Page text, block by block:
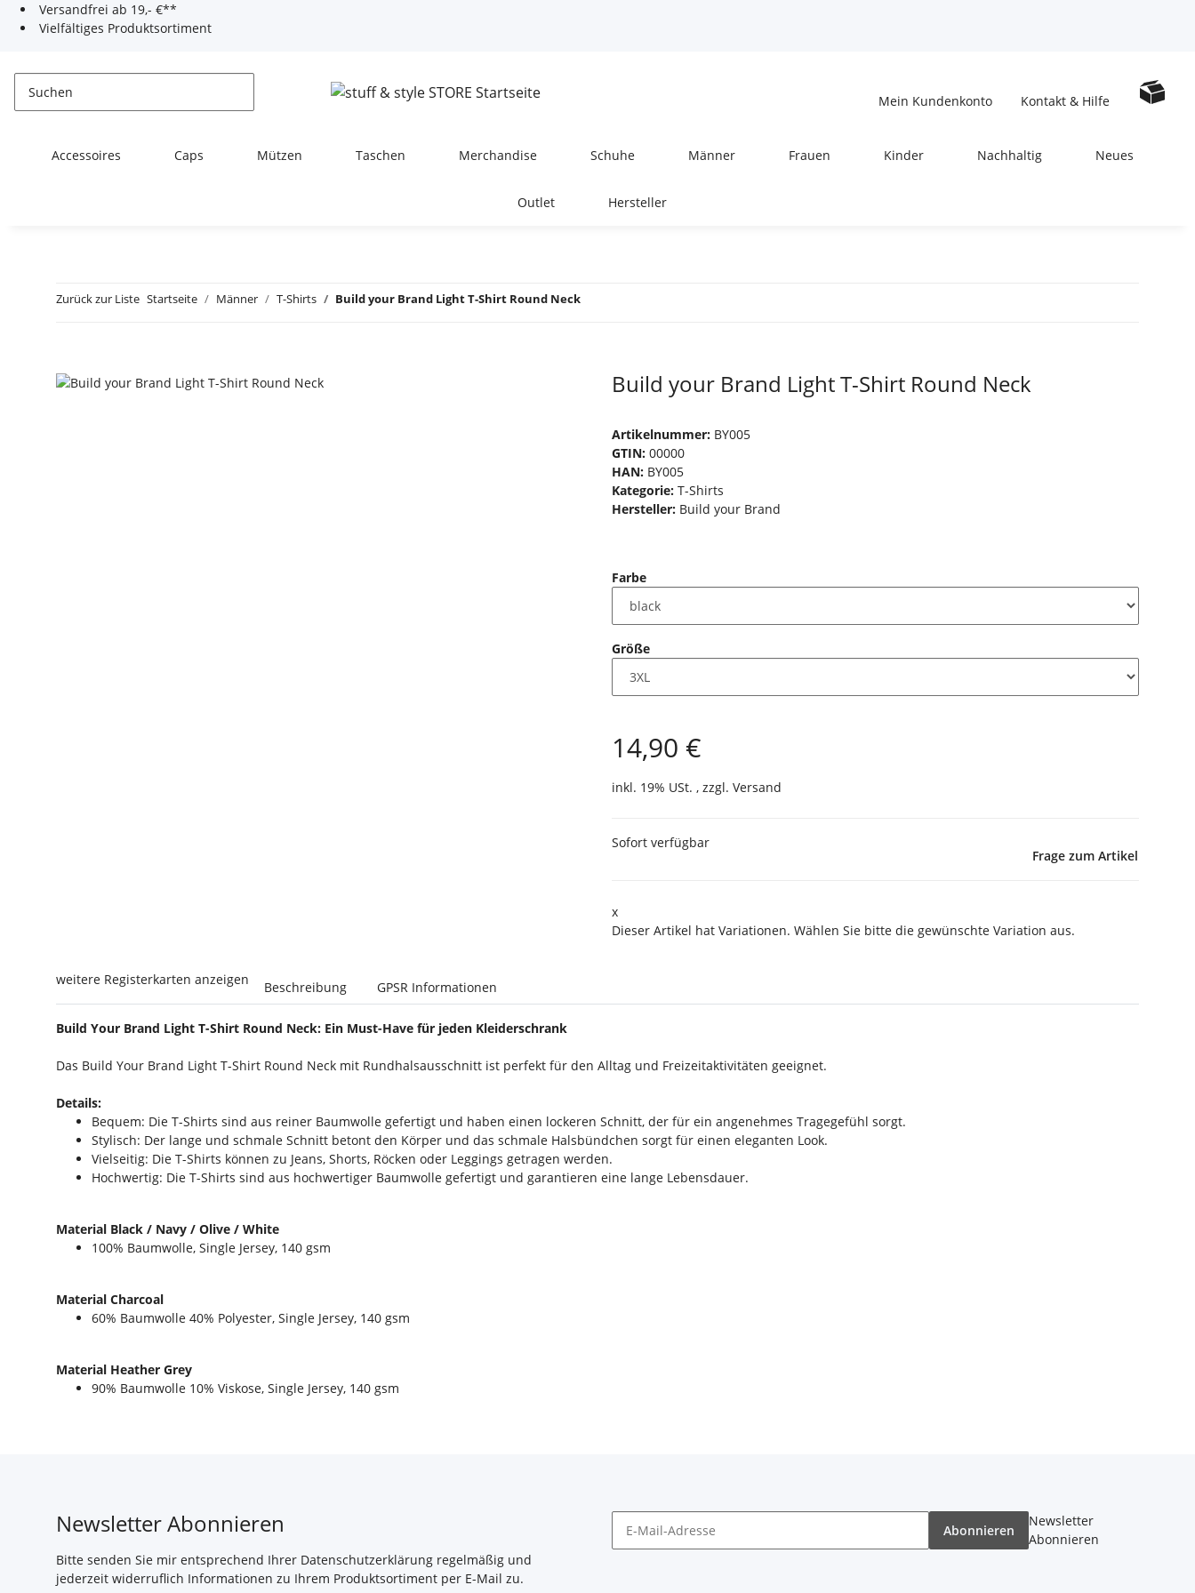
Versandfrei ab 19,- €**
Vielfältiges Produktsortiment
Mein Kundenkonto Kontakt & Hilfe
Accessoires Caps Mützen Taschen Merchandise Schuhe Männer Frauen Kinder Nachhaltig Neues
Outlet Hersteller
Zurück zur Liste Startseite Männer T-Shirts Build your Brand Light T-Shirt Round Neck
Build your Brand Light T-Shirt Round Neck
Artikelnummer: BY005
GTIN: 00000
HAN: BY005
Kategorie: T-Shirts
Hersteller: Build your Brand
Farbe
Größe
14,90 €
inkl. 19% USt. , zzgl. Versand
Sofort verfügbar
Frage zum Artikel
x
Dieser Artikel hat Variationen. Wählen Sie bitte die gewünschte Variation aus.
weitere Registerkarten anzeigen Beschreibung GPSR Informationen
Build Your Brand Light T-Shirt Round Neck: Ein Must-Have für jeden Kleiderschrank
Das Build Your Brand Light T-Shirt Round Neck mit Rundhalsausschnitt ist perfekt für den Alltag und Freizeitaktivitäten geeignet.
Details:
Bequem: Die T-Shirts sind aus reiner Baumwolle gefertigt und haben einen lockeren Schnitt, der für ein angenehmes Tragegefühl sorgt.
Stylisch: Der lange und schmale Schnitt betont den Körper und das schmale Halsbündchen sorgt für einen eleganten Look.
Vielseitig: Die T-Shirts können zu Jeans, Shorts, Röcken oder Leggings getragen werden.
Hochwertig: Die T-Shirts sind aus hochwertiger Baumwolle gefertigt und garantieren eine lange Lebensdauer.
Material Black / Navy / Olive / White
100% Baumwolle, Single Jersey, 140 gsm
Material Charcoal
60% Baumwolle 40% Polyester, Single Jersey, 140 gsm
Material Heather Grey
90% Baumwolle 10% Viskose, Single Jersey, 140 gsm
Newsletter Abonnieren
Bitte senden Sie mir entsprechend Ihrer Datenschutzerklärung regelmäßig und
jederzeit widerruflich Informationen zu Ihrem Produktsortiment per E-Mail zu.
Abonnieren
Newsletter
Abonnieren